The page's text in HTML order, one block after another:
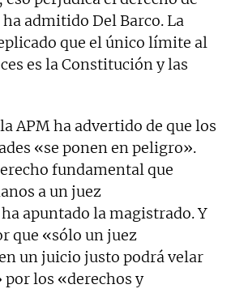
admitido Del Barco. La
que el único límite al
es la Constitución y las
APM ha advertido de que los
«se ponen en peligro».
fundamental que
a un juez
apuntado la magistrado. Y
que «sólo un juez
un juicio justo podrá velar
por los «derechos y